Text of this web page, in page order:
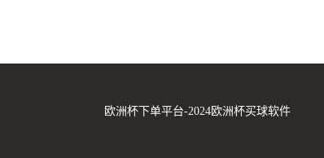
欧洲杯下单平台-2024欧洲杯买球软件